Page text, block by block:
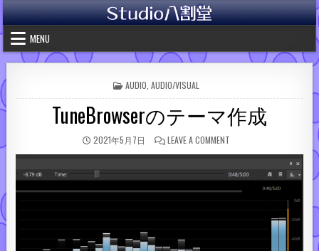
Skip to content
MENU
POSTED IN
AUDIO AUDIO/VISUAL
TuneBrowserのテーマ作成
PUBLISHED DATE:
2021年5月7日 LEAVE A COMMENTON TUNEBROWSERのテ